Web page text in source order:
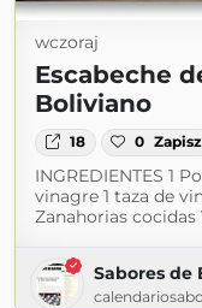
wczoraj
Escabeche
Boliviano
18 0 Zapisz
INGREDIENTES 1
vinagre 1 taza de
Zanahorias cocidas
Sabores de